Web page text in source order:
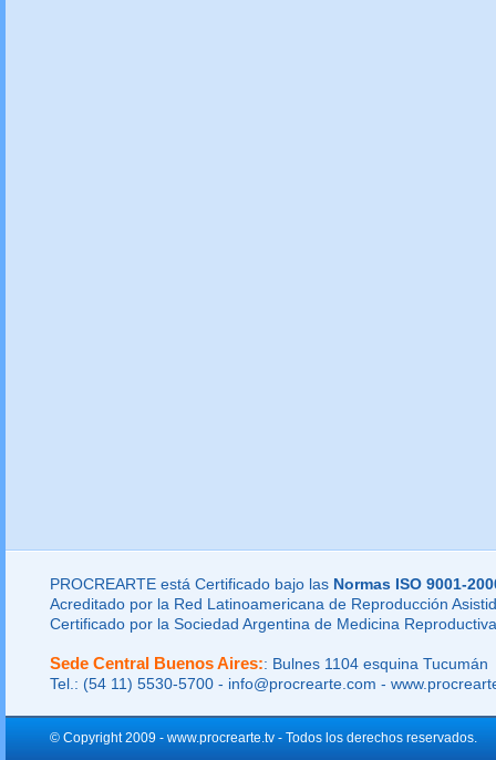
PROCREARTE está Certificado bajo las Normas ISO 9001-
Acreditado por la Red Latinoamericana de Reproducción
Certificado por la Sociedad Argentina de Medicina
Sede Central Buenos Aires:: Bulnes 1104 esquina Tucumán
Tel.: (54 11) 5530-5700 - info@procrearte.com -
© Copyright 2009 - www.procrearte.tv - Todos los derechos reservados.